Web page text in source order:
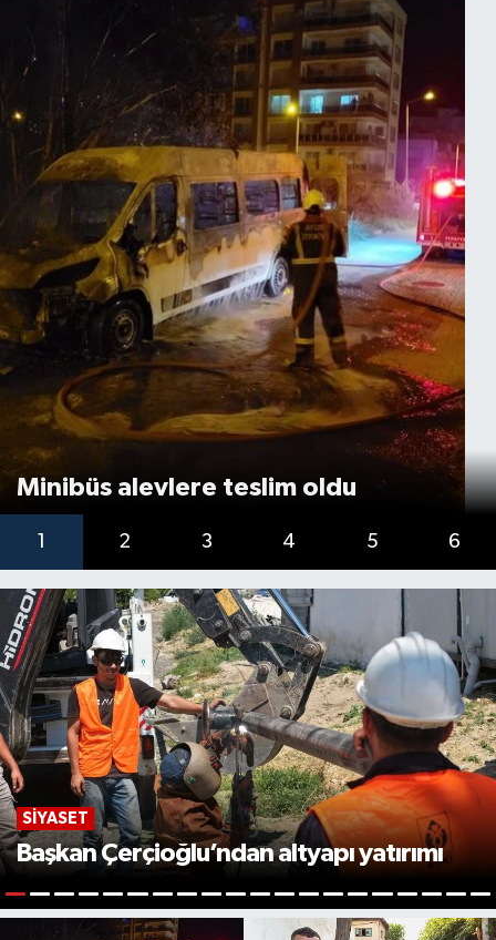
Minibüs alevlere teslim oldu
1 2 3 4 5 6
SIYASET
Başkan Çerçioğlu’ndan altyapı yatırımı
1 2 3 4 5 6 7 8 9 10 121314151617 181920